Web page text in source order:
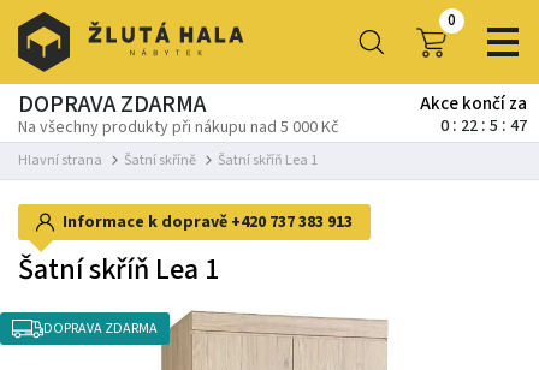
0
DOPRAVA ZDARMA
Na všechny produkty při nákupu nad 5 000 Kč
Akce končí za
0 22 5 47
Hlavní strana Šatní skříně Šatní skříň Lea 1
Informace k dopravě +420 737 383 913
Šatní skříň Lea 1
DOPRAVA ZDARMA